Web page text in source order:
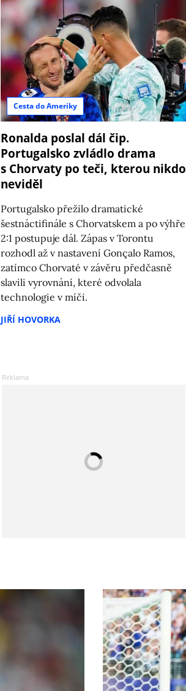
Cesta do Ameriky
Ronalda poslal dál čip.
Portugalsko zvládlo drama
s Chorvaty po teči, kterou nikdo
neviděl
Portugalsko přežilo dramatické
šestnáctifinále s Chorvatskem a po výhře
2:1 postupuje dál. Zápas v Torontu
rozhodl až v nastavení Gonçalo Ramos,
zatímco Chorvaté v závěru předčasně
slavili vyrovnání, které odvolala
technologie v míči.
JIŘÍ HOVORKA